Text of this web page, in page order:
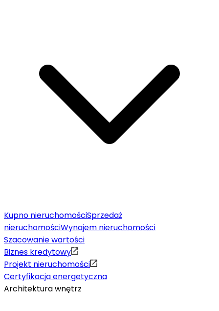
Kupno nieruchomościSprzedaż
nieruchomościWynajem nieruchomości
Szacowanie wartości
Biznes kredytowy
Projekt nieruchomości
Certyfikacja energetyczna
Architektura wnętrz